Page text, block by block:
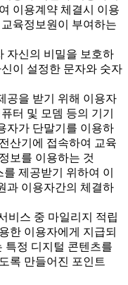
이용계약 체결시 이용
육정보원이 부여하는
자신의 비밀을 보호하
이 설정한 문자와 숫자
공을 받기 위해 이용자
터 및 모뎀 등의 기기
자가 단말기를 이용하
산기에 접속하여 교육
보를 이용하는 것
제공받기 위하여 이
과 이용자간의 체결하
비스 중 마일리지 적립
한 이용자에게 지급되
특정 디지털 콘텐츠를
록 만들어진 포인트